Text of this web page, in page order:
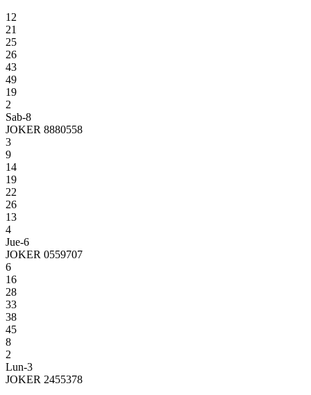
12
21
25
26
43
49
19
2
Sab-8
JOKER 8880558
3
9
14
19
22
26
13
4
Jue-6
JOKER 0559707
6
16
28
33
38
45
8
2
Lun-3
JOKER 2455378